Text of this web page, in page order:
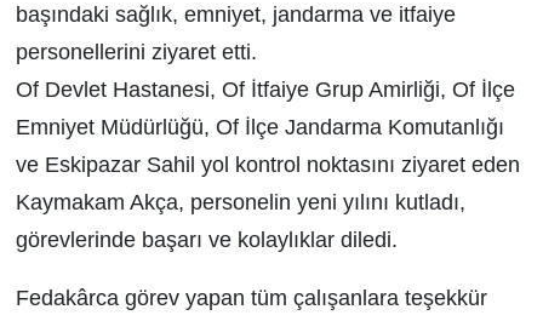
başındaki sağlık, emniyet, jandarma ve itfaiye
personellerini ziyaret etti.
Of Devlet Hastanesi, Of İtfaiye Grup Amirliği, Of İlçe
Emniyet Müdürlüğü, Of İlçe Jandarma Komutanlığı
ve Eskipazar Sahil yol kontrol noktasını ziyaret eden
Kaymakam Akça, personelin yeni yılını kutladı,
görevlerinde başarı ve kolaylıklar diledi.
Fedakârca görev yapan tüm çalışanlara teşekkür